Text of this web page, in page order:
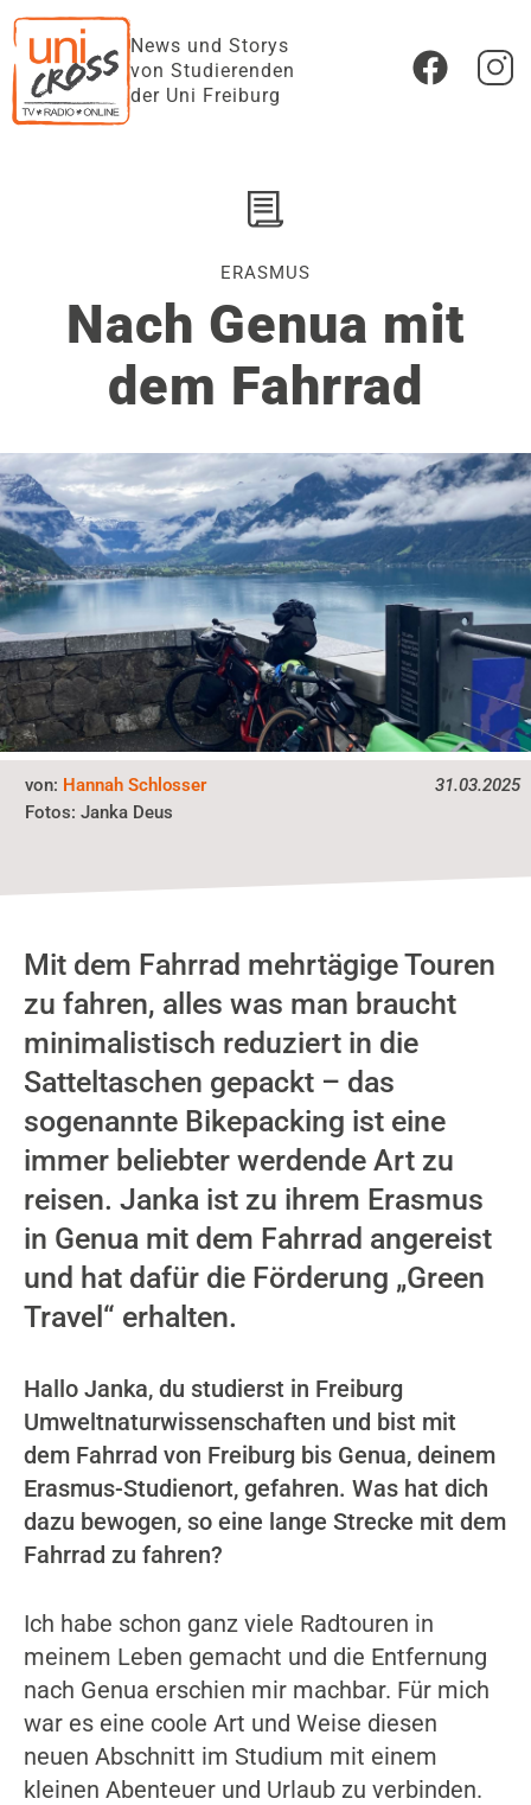
News und Storys
von Studierenden
der Uni Freiburg
ERASMUS
Nach Genua mit
dem Fahrrad
31.03.2025
von: Hannah Schlosser
Fotos:Janka Deus
Mit dem Fahrrad mehrtägige Touren
zu fahren, alles was man braucht
minimalistisch reduziert in die
Satteltaschen gepackt – das
sogenannte Bikepacking ist eine
immer beliebter werdende Art zu
reisen. Janka ist zu ihrem Erasmus
in Genua mit dem Fahrrad angereist
und hat dafür die Förderung „Green
Travel“ erhalten.
Hallo Janka, du studierst in Freiburg
Umweltnaturwissenschaften und bist mit
dem Fahrrad von Freiburg bis Genua, deinem
Erasmus-Studienort, gefahren. Was hat dich
dazu bewogen, so eine lange Strecke mit dem
Fahrrad zu fahren?
Ich habe schon ganz viele Radtouren in
meinem Leben gemacht und die Entfernung
nach Genua erschien mir machbar. Für mich
war es eine coole Art und Weise diesen
neuen Abschnitt im Studium mit einem
kleinen Abenteuer und Urlaub zu verbinden.